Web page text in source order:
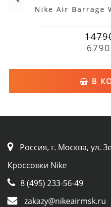
Nike Air Barrage
В
Россия, г. Москва, ул.
Кроссовки Nike
8 (495) 233-56-49
zakazy@nikeairmsk.ru